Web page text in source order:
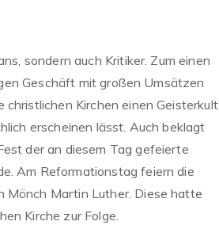
sondern auch Kritiker. Zum einen
Geschäft mit großen Umsätzen
Kirchen einen Geisterkult
erscheinen lässt. Auch beklagt
der an diesem Tag gefeierte
Am Reformationstag feiern die
Mönch Martin Luther. Diese hatte
Kirche zur Folge.